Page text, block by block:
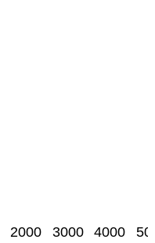
2000 3000 4000